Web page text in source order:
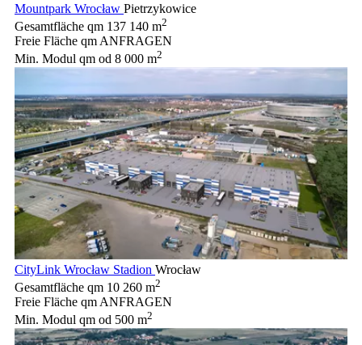
Mountpark Wrocław Pietrzykowice
Gesamtfläche qm 137 140 m2
Freie Fläche qm ANFRAGEN
Min. Modul qm od 8 000 m2
CityLink Wrocław Stadion Wrocław
Gesamtfläche qm 10 260 m2
Freie Fläche qm ANFRAGEN
Min. Modul qm od 500 m2